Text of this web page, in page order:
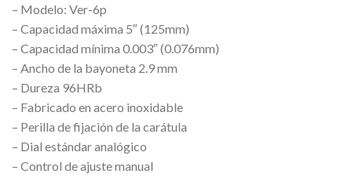
– Modelo: Ver-6p
– Capacidad máxima 5″ (125mm)
– Capacidad mínima 0.003″ (0.076mm)
– Ancho de la bayoneta 2.9 mm
– Dureza 96HRb
– Fabricado en acero inoxidable
– Perilla de fijación de la carátula
– Dial estándar analógico
– Control de ajuste manual